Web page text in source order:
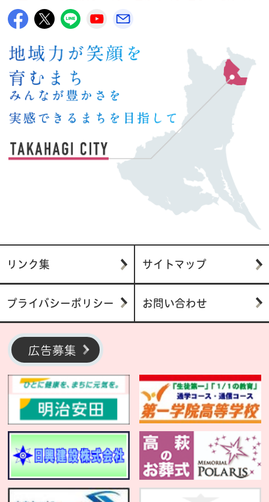
高萩市公式Facebook
高萩市公式X
高萩市公式LINE
高萩市YouTube公式チャンネル
リンク集 サイトマップ
プライバシーポリシー お問い合わせ
広告募集